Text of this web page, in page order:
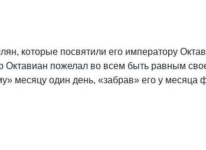
которые посвятили его императору
Октавиан пожелал во всем быть равным
месяцу один день, «забрав» его у месяца